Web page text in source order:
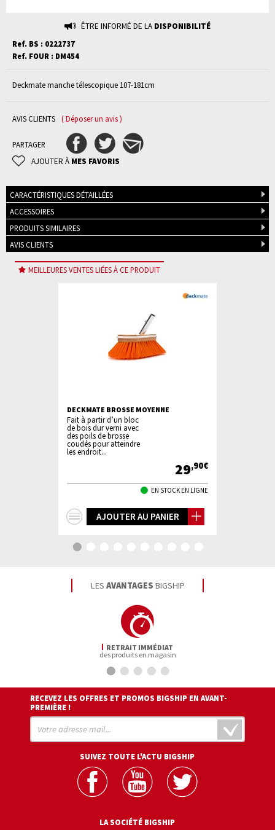
ÊTRE INFORMÉ DE LA DISPONIBILITÉ
Ref. BS : 0222737
Ref. FOUR : DM454
Deckmate manche télescopique 107-181cm
AVIS CLIENTS ( Déposer un avis )
PARTAGER
AJOUTER À MES FAVORIS
CARACTÉRISTIQUES DÉTAILLÉES
ACCESSOIRES
PRODUITS SIMILAIRES
AVIS CLIENTS
MEILLEURES VENTES LIÉES À CE PRODUIT
DECKMATE BROSSE MOYENNE
Fait à partir d’un bloc
de bois dur verni avec
des poils de brosse
coudés pour atteindre
les endroit...
29,90€
EN STOCK EN LIGNE
AJOUTER AU PANIER
LES AVANTAGES BIGSHIP
RETRAIT IMMÉDIAT
des produits en magasin
RECEVEZ LES OFFRES ET PROMOS BIGSHIP EN AVANT-
PREMIÈRE !
SUIVEZ TOUTE L'ACTU BIGSHIP
LA SOCIÉTÉ BIGSHIP